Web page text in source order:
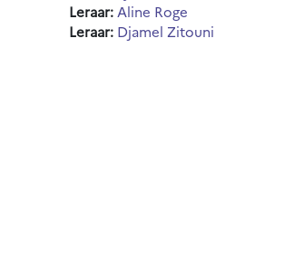
Leraar: Aline Roge
Leraar: Djamel Zitouni